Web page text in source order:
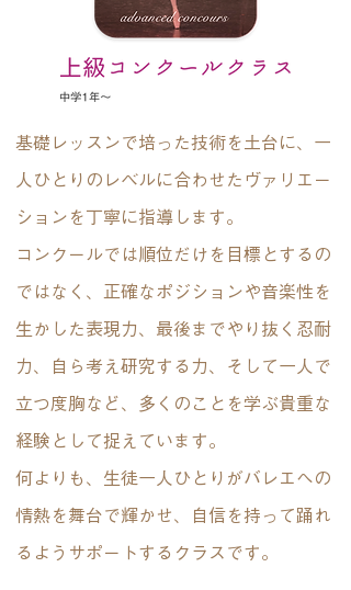
基礎レッスンで培った技術を土台に、一
人ひとりのレベルに合わせたヴァリエー
ションを丁寧に指導します。
コンクールでは順位だけを目標とするの
ではなく、正確なポジションや音楽性を
生かした表現力、最後までやり抜く忍耐
力、自ら考え研究する力、そして一人で
立つ度胸など、多くのことを学ぶ貴重な
経験として捉えています。
何よりも、生徒一人ひとりがバレエへの
情熱を舞台で輝かせ、自信を持って踊れ
るようサポートするクラスです。